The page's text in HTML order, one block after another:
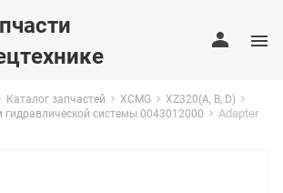
Каталог запчастей XCMG
XZ320(A, B, D)
гидравлической системы 0043012000
Adapter